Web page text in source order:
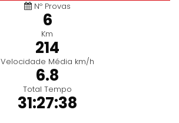
Nº Provas
6
Km
214
Velocidade Média km/h
6.8
Total Tempo
31:27:38